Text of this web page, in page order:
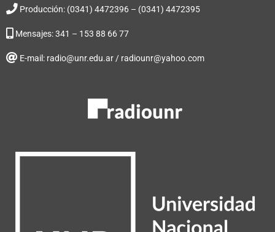
Producción: (0341) 4472396 – (0341) 4472395
Mensajes: 341 – 153 88 66 77
E-mail: radio@unr.edu.ar / radiounr@yahoo.com